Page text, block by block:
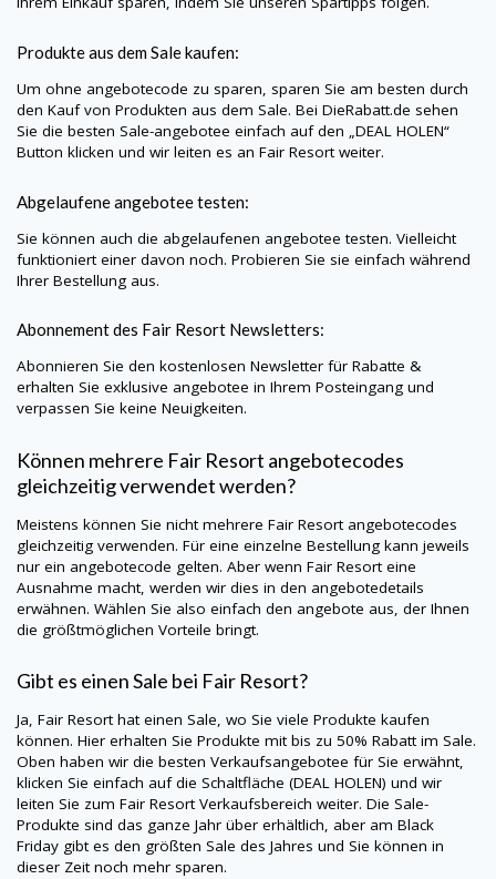
Produkte aus dem Sale kaufen:
Um ohne angebotecode zu sparen, sparen Sie am besten durch
den Kauf von Produkten aus dem Sale. Bei DieRabatt.de sehen
Sie die besten Sale-angebotee einfach auf den „DEAL HOLEN“
Button klicken und wir leiten es an Fair Resort weiter.
Abgelaufene angebotee testen:
Sie können auch die abgelaufenen angebotee testen. Vielleicht
funktioniert einer davon noch. Probieren Sie sie einfach während
Ihrer Bestellung aus.
Abonnement des Fair Resort Newsletters:
Abonnieren Sie den kostenlosen Newsletter für Rabatte &
erhalten Sie exklusive angebotee in Ihrem Posteingang und
verpassen Sie keine Neuigkeiten.
Können mehrere Fair Resort angebotecodes
gleichzeitig verwendet werden?
Meistens können Sie nicht mehrere Fair Resort angebotecodes
gleichzeitig verwenden. Für eine einzelne Bestellung kann jeweils
nur ein angebotecode gelten. Aber wenn Fair Resort eine
Ausnahme macht, werden wir dies in den angebotedetails
erwähnen. Wählen Sie also einfach den angebote aus, der Ihnen
die größtmöglichen Vorteile bringt.
Gibt es einen Sale bei Fair Resort?
Ja, Fair Resort hat einen Sale, wo Sie viele Produkte kaufen
können. Hier erhalten Sie Produkte mit bis zu 50% Rabatt im Sale.
Oben haben wir die besten Verkaufsangebotee für Sie erwähnt,
klicken Sie einfach auf die Schaltfläche (DEAL HOLEN) und wir
leiten Sie zum Fair Resort Verkaufsbereich weiter. Die Sale-
Produkte sind das ganze Jahr über erhältlich, aber am Black
Friday gibt es den größten Sale des Jahres und Sie können in
dieser Zeit noch mehr sparen.